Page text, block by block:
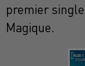
premier
Magique.